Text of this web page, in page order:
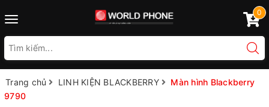
Toggle
0
Trang chủ LINH KIỆN BLACKBERRY
Màn hình Blackberry
9790